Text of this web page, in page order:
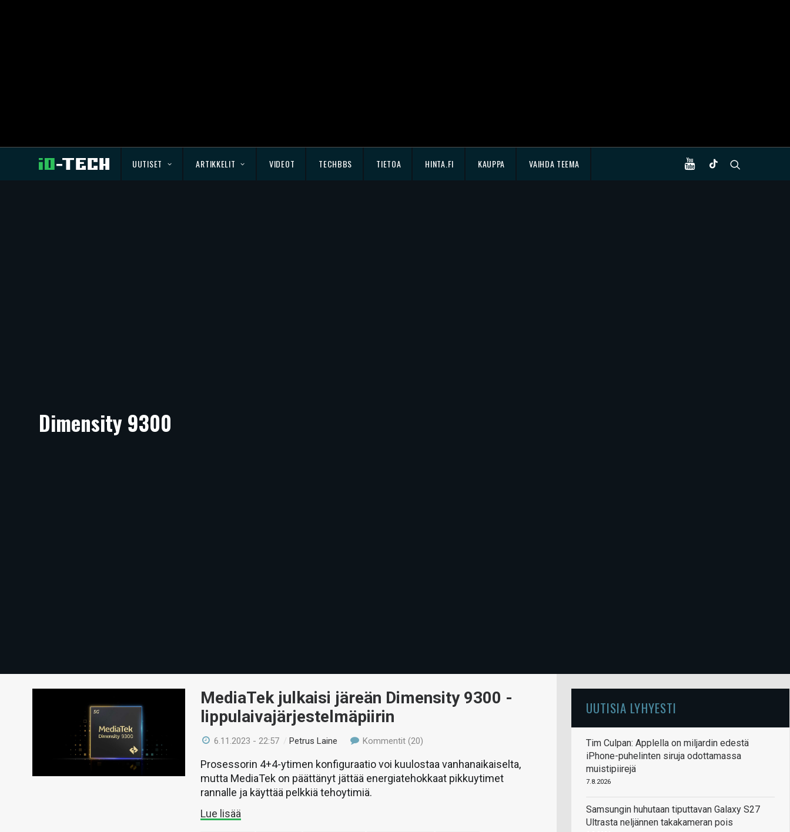
UUTISET ARTIKKELIT VIDEOT TECHBBS TIETOA HINTA.FI KAUPPA VAIHDA TEEMA
Dimensity 9300
MediaTek julkaisi järeän Dimensity 9300 -
lippulaivajärjestelmäpiirin
6.11.2023 - 22:57 /Petrus Laine Kommentit (20)
Prosessorin 4+4-ytimen konfiguraatio voi kuulostaa vanhanaikaiselta,
mutta MediaTek on päättänyt jättää energiatehokkaat pikkuytimet
rannalle ja käyttää pelkkiä tehoytimiä.
Lue lisää
UUTISIA LYHYESTI
Tim Culpan: Applella on miljardin edestä
iPhone-puhelinten siruja odottamassa
muistipiirejä
7.8.2026
Samsungin huhutaan tiputtavan Galaxy S27
Ultrasta neljännen takakameran pois